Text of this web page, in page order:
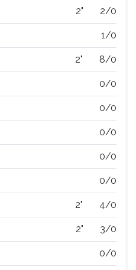
2" 2/0
1/0
2" 8/0
0/0
0/0
0/0
0/0
0/0
2" 4/0
2" 3/0
0/0